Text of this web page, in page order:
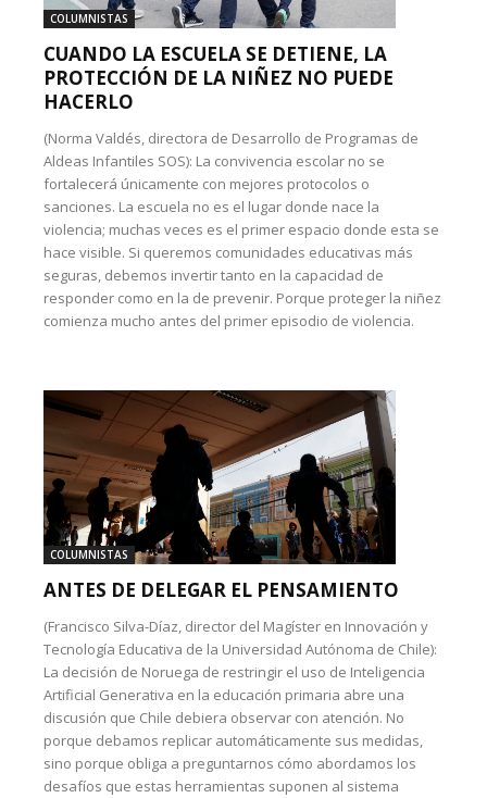
COLUMNISTAS
CUANDO LA ESCUELA SE DETIENE, LA
PROTECCIÓN DE LA NIÑEZ NO PUEDE
HACERLO
(Norma Valdés, directora de Desarrollo de Programas de
Aldeas Infantiles SOS): La convivencia escolar no se
fortalecerá únicamente con mejores protocolos o
sanciones. La escuela no es el lugar donde nace la
violencia; muchas veces es el primer espacio donde esta se
hace visible. Si queremos comunidades educativas más
seguras, debemos invertir tanto en la capacidad de
responder como en la de prevenir. Porque proteger la niñez
comienza mucho antes del primer episodio de violencia.
COLUMNISTAS
ANTES DE DELEGAR EL PENSAMIENTO
(Francisco Silva-Díaz, director del Magíster en Innovación y
Tecnología Educativa de la Universidad Autónoma de Chile):
La decisión de Noruega de restringir el uso de Inteligencia
Artificial Generativa en la educación primaria abre una
discusión que Chile debiera observar con atención. No
porque debamos replicar automáticamente sus medidas,
sino porque obliga a preguntarnos cómo abordamos los
desafíos que estas herramientas suponen al sistema